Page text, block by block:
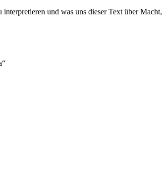
und was uns dieser Text über Macht,